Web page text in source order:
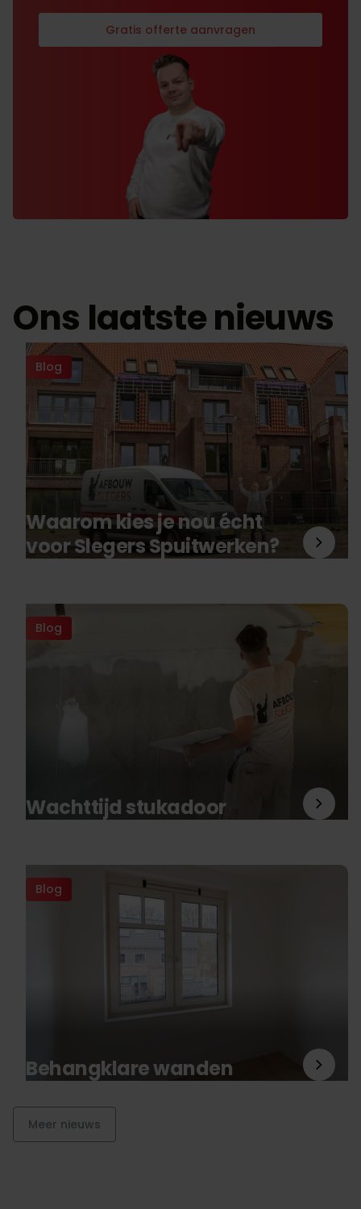
Gratis offerte aanvragen
Ons laatste nieuws
Blog
Waarom kies je nou écht
voor Slegers Spuitwerken?
Blog
Wachttijd stukadoor
Blog
Behangklare wanden
Meer nieuws